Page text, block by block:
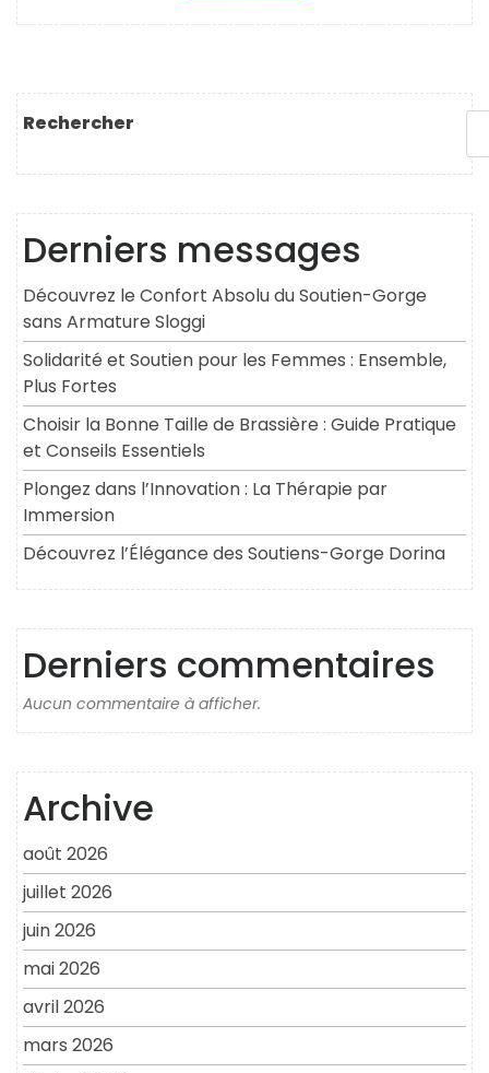
Rechercher
Derniers messages
Découvrez le Confort Absolu du Soutien-Gorge
sans Armature Sloggi
Solidarité et Soutien pour les Femmes : Ensemble,
Plus Fortes
Choisir la Bonne Taille de Brassière : Guide Pratique
et Conseils Essentiels
Plongez dans l’Innovation : La Thérapie par
Immersion
Découvrez l’Élégance des Soutiens-Gorge Dorina
Derniers commentaires
Aucun commentaire à afficher.
Archive
août 2026
juillet 2026
juin 2026
mai 2026
avril 2026
mars 2026